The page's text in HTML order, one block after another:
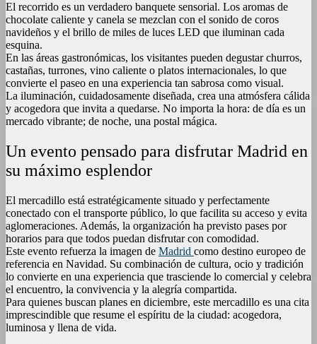
El recorrido es un verdadero banquete sensorial. Los aromas de
chocolate caliente y canela se mezclan con el sonido de coros
navideños y el brillo de miles de luces LED que iluminan cada
esquina.
En las áreas gastronómicas, los visitantes pueden degustar churros,
castañas, turrones, vino caliente o platos internacionales, lo que
convierte el paseo en una experiencia tan sabrosa como visual.
La iluminación, cuidadosamente diseñada, crea una atmósfera cálida
y acogedora que invita a quedarse. No importa la hora: de día es un
mercado vibrante; de noche, una postal mágica.
Un evento pensado para disfrutar Madrid en
su máximo esplendor
El mercadillo está estratégicamente situado y perfectamente
conectado con el transporte público, lo que facilita su acceso y evita
aglomeraciones. Además, la organización ha previsto pases por
horarios para que todos puedan disfrutar con comodidad.
Este evento refuerza la imagen de Madrid como destino europeo de
referencia en Navidad. Su combinación de cultura, ocio y tradición
lo convierte en una experiencia que trasciende lo comercial y celebra
el encuentro, la convivencia y la alegría compartida.
Para quienes buscan planes en diciembre, este mercadillo es una cita
imprescindible que resume el espíritu de la ciudad: acogedora,
luminosa y llena de vida.